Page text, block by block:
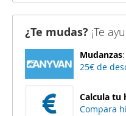
¿Te mudas? ¡Te
Mudanzas:
25€ de
Calcula tu
Compara